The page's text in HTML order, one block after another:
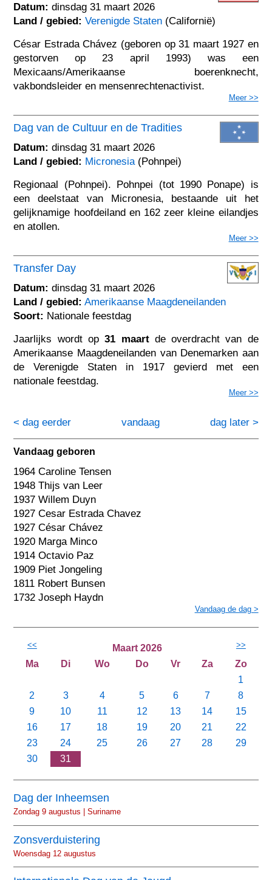
Datum: dinsdag 31 maart 2026
Land / gebied: Verenigde Staten (Californië)
César Estrada Chávez (geboren op 31 maart 1927 en
gestorven op 23 april 1993) was een
Mexicaans/Amerikaanse boerenknecht,
vakbondsleider en mensenrechtenactivist.
Meer >>
Dag van de Cultuur en de Tradities
Datum: dinsdag 31 maart 2026
Land / gebied: Micronesia (Pohnpei)
Regionaal (Pohnpei). Pohnpei (tot 1990 Ponape) is
een deelstaat van Micronesia, bestaande uit het
gelijknamige hoofdeiland en 162 zeer kleine eilandjes
en atollen.
Meer >>
Transfer Day
Datum: dinsdag 31 maart 2026
Land / gebied: Amerikaanse Maagdeneilanden
Soort: Nationale feestdag
Jaarlijks wordt op31 maartde overdracht van de
Amerikaanse Maagdeneilanden van Denemarken aan
de Verenigde Staten in 1917 gevierd met een
nationale feestdag.
Meer >>
< dag eerder dag later >
vandaag
Vandaag geboren
1964 Caroline Tensen
1948 Thijs van Leer
1937 Willem Duyn
1927 Cesar Estrada Chavez
1927 César Chávez
1920 Marga Minco
1914 Octavio Paz
1909 Piet Jongeling
1811 Robert Bunsen
1732 Joseph Haydn
Vandaag de dag >
<< Maart 2026 >>
Ma Di Wo Do Vr Za
Zo
1
2
3 4 5 6 7
8
9
10 11 12 13 14
15
16
17 18 19 20 21
22
23
24 25 26 27 28
29
30
31
Dag der Inheemsen
Zondag 9 augustus | Suriname
Zonsverduistering
Woensdag 12 augustus